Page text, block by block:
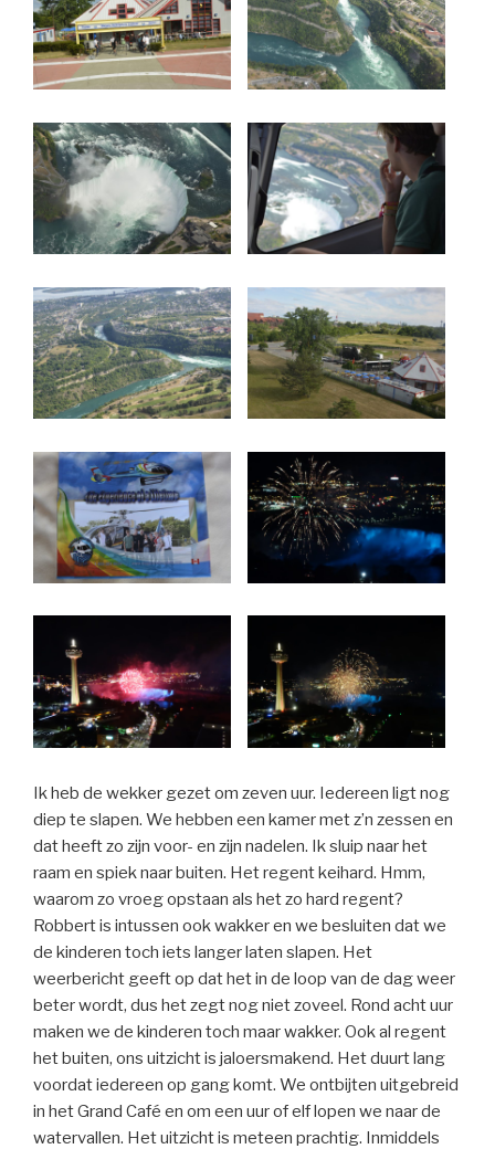
Ik heb de wekker gezet om zeven uur. Iedereen ligt nog
diep te slapen. We hebben een kamer met z’n zessen en
dat heeft zo zijn voor- en zijn nadelen. Ik sluip naar het
raam en spiek naar buiten. Het regent keihard. Hmm,
waarom zo vroeg opstaan als het zo hard regent?
Robbert is intussen ook wakker en we besluiten dat we
de kinderen toch iets langer laten slapen. Het
weerbericht geeft op dat het in de loop van de dag weer
beter wordt, dus het zegt nog niet zoveel. Rond acht uur
maken we de kinderen toch maar wakker. Ook al regent
het buiten, ons uitzicht is jaloersmakend. Het duurt lang
voordat iedereen op gang komt. We ontbijten uitgebreid
in het Grand Café en om een uur of elf lopen we naar de
watervallen. Het uitzicht is meteen prachtig. Inmiddels